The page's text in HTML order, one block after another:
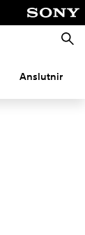
Sök
Anslutning